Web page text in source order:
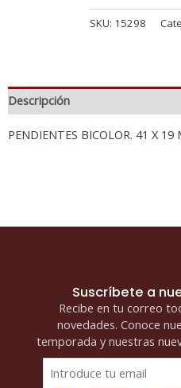
SKU: 15298
Descripción
PENDIENTES BICOLOR. 41 X 19
Suscríbete a
Recibe en tu correo
novedades. Conoce
temporada y nuestras